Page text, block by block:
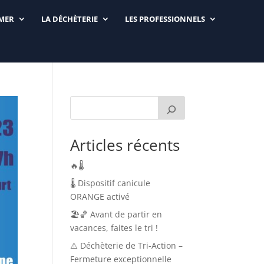
LA DÉCHÈTERIE LES PROFESSIONNELS
Articles récents
🔥🌡️
🌡️ Dispositif canicule
ORANGE activé
🏖️🏀 Avant de partir en
vacances, faites le tri !
⚠️ Déchèterie de Tri-Action –
Fermeture exceptionnelle